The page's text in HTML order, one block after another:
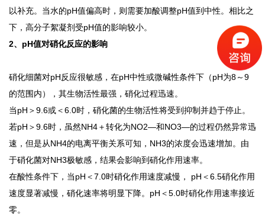
以补充。当水的pH值偏高时，则需要加酸调整pH值到中性。相比之
下，高分子絮凝剂受pH值的影响较小。
2、pH值对硝化反应的影响
硝化细菌对pH反应很敏感，在pH中性或微碱性条件下（pH为8～9
的范围内），其生物活性最强，硝化过程迅速。
当pH＞9.6或＜6.0时，硝化菌的生物活性将受到抑制并趋于停止。
若pH＞9.6时，虽然NH4＋转化为NO2—和NO3—的过程仍然异常迅
速，但是从NH4的电离平衡关系可知，NH3的浓度会迅速增加。由
于硝化菌对NH3极敏感，结果会影响到硝化作用速率。
在酸性条件下，当pH＜7.0时硝化作用速度减慢， pH＜6.5硝化作用
速度显著减慢，硝化速率将明显下降。pH＜5.0时硝化作用速率接近
零。